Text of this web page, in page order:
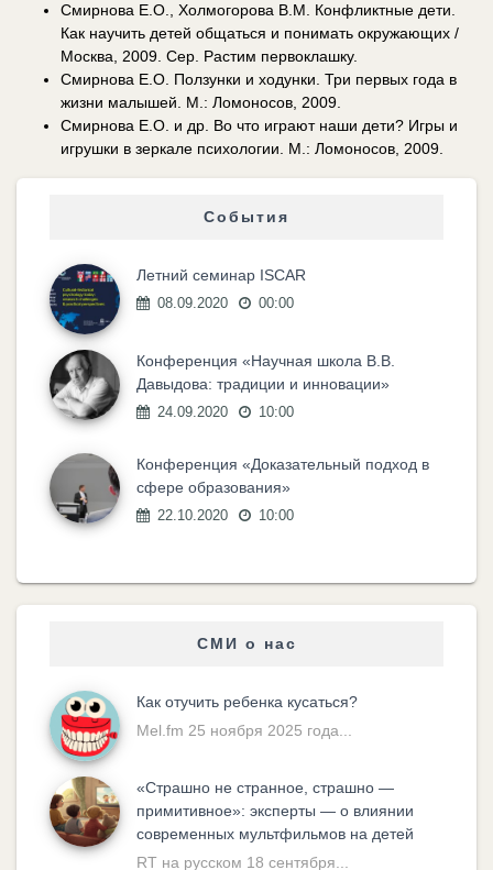
Смирнова Е.О., Холмогорова В.М. Конфликтные дети.
Как научить детей общаться и понимать окружающих /
Москва, 2009. Сер. Растим первоклашку.
Смирнова Е.О. Ползунки и ходунки. Три первых года в
жизни малышей. М.: Ломоносов, 2009.
Смирнова Е.О. и др. Во что играют наши дети? Игры и
игрушки в зеркале психологии. М.: Ломоносов, 2009.
События
Летний семинар ISCAR
08.09.2020 00:00
Конференция «Научная школа В.В.
Давыдова: традиции и инновации»
24.09.2020 10:00
Конференция «Доказательный подход в
сфере образования»
22.10.2020 10:00
СМИ о нас
Как отучить ребенка кусаться?
Mel.fm 25 ноября 2025 года...
«Cтрашно не странное, страшно —
примитивное»: эксперты — о влиянии
современных мультфильмов на детей
RT на русском 18 сентября...